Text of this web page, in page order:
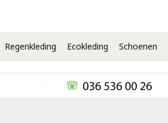
Regenkleding Ecokleding Schoenen